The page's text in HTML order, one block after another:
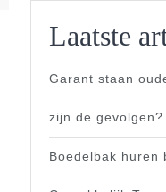
Laatste
Garant staan
zijn de gevolgen?
Boedelbak huren